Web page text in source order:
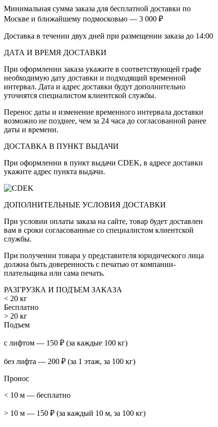
Минимальная сумма заказа для бесплатной доставки по
Москве и ближайшему подмосковью — 3 000 ₽
Доставка в течении двух дней при размещении заказа до 14:00
ДАТА И ВРЕМЯ ДОСТАВКИ
При оформлении заказа укажите в соответствующей графе
необходимую дату доставки и подходящий временной
интервал. Дата и адрес доставки будут дополнительно
уточнятся специалистом клиентской службы.
Перенос даты и изменение временного интервала доставки
возможно не позднее, чем за 24 часа до согласованной ранее
даты и времени.
ДОСТАВКА В ПУНКТ ВЫДАЧИ
При оформлении в пункт выдачи CDEK, в адресе доставки
укажите адрес пункта выдачи.
ДОПОЛНИТЕЛЬНЫЕ УСЛОВИЯ ДОСТАВКИ
При условии оплаты заказа на сайте, товар будет доставлен
вам в сроки согласованные со специалистом клиентской
службы.
При получении товара у представителя юридического лица
должна быть доверенность с печатью от компании-
плательщика или сама печать.
РАЗГРУЗКА И ПОДЪЕМ ЗАКАЗА
< 20 кг
Бесплатно
> 20 кг
Подъем
с лифтом — 150 ₽ (за каждые 100 кг)
без лифта — 200 ₽ (за 1 этаж, за 100 кг)
Пронос
< 10 м — бесплатно
> 10 м — 150 ₽ (за каждый 10 м, за 100 кг)